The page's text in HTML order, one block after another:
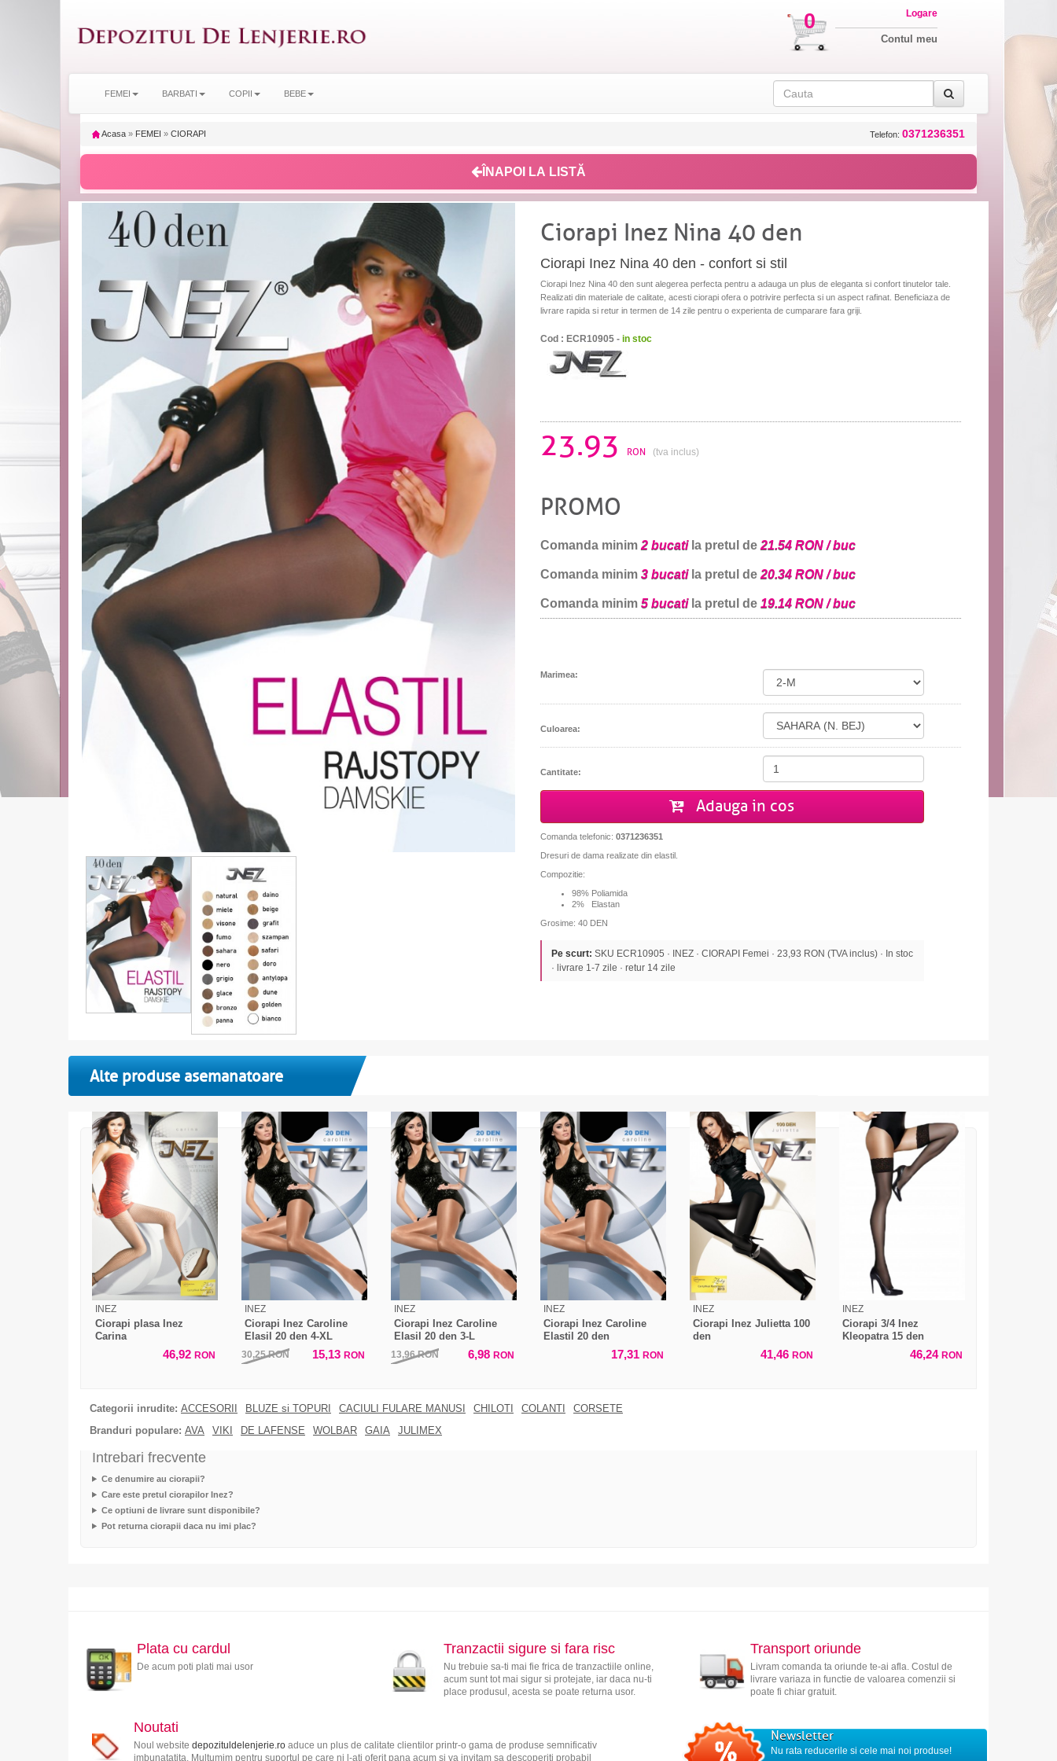
0 Logare
Contul meu
FEMEI BARBATI COPII BEBE
Acasa » FEMEI » CIORAPI Telefon: 0371236351
ÎNAPOI LA LISTĂ
Ciorapi Inez Nina 40 den
Ciorapi Inez Nina 40 den - confort si stil
Ciorapi Inez Nina 40 den sunt alegerea perfecta pentru a adauga un plus de eleganta si confort tinutelor tale.
Realizati din materiale de calitate, acesti ciorapi ofera o potrivire perfecta si un aspect rafinat. Beneficiaza de
livrare rapida si retur in termen de 14 zile pentru o experienta de cumparare fara griji.
Cod : ECR10905 - in stoc
23.93 RON (tva inclus)
PROMO
Comanda minim 2 bucatila pretul de 21.54 RON / buc
Comanda minim 3 bucatila pretul de 20.34 RON / buc
Comanda minim 5 bucatila pretul de 19.14 RON / buc
Marimea:
Culoarea:
Cantitate:
Adauga in cos
Comanda telefonic: 0371236351
Dresuri de dama realizate din elastil.
Compozitie:
98% Poliamida
2% Elastan
Grosime: 40 DEN
Pe scurt: SKU ECR10905 · INEZ · CIORAPI Femei · 23,93 RON (TVA inclus) · In stoc
· livrare 1-7 zile · retur 14 zile
Alte produse asemanatoare
INEZ
Ciorapi plasa Inez
Carina
46,92 RON
INEZ
Ciorapi Inez Caroline
Elasil 20 den 4-XL
30,25RON 15,13 RON
INEZ
Ciorapi Inez Caroline
Elasil 20 den 3-L
13,96RON 6,98 RON
INEZ
Ciorapi Inez Caroline
Elastil 20 den
17,31 RON
INEZ
Ciorapi Inez Julietta 100
den
41,46 RON
INEZ
Ciorapi 3/4 Inez
Kleopatra 15 den
46,24 RON
Categorii inrudite: ACCESORII BLUZE si TOPURI CACIULI FULARE MANUSI CHILOTI COLANTI
CORSETE
Branduri populare: AVA VIKI DE LAFENSE WOLBAR GAIA JULIMEX
Intrebari frecvente
Ce denumire au ciorapii?
Care este pretul ciorapilor Inez?
Ce optiuni de livrare sunt disponibile?
Pot returna ciorapii daca nu imi plac?
Plata cu cardul
De acum poti plati mai usor
Tranzactii sigure si fara risc
Nu trebuie sa-ti mai fie frica de tranzactiile online,
acum sunt tot mai sigur si protejate, iar daca nu-ti
place produsul, acesta se poate returna usor.
Transport oriunde
Livram comanda ta oriunde te-ai afla. Costul de
livrare variaza in functie de valoarea comenzii si
poate fi chiar gratuit.
Noutati
Noul website depozituldelenjerie.roaduce un plus de calitate clientilor printr-o gama de produse semnificativ
imbunatatita. Multumim pentru suportul pe care ni l-ati oferit pana acum si va invitam sa descoperiti probabil
Newsletter
Nu rata reducerile si cele mai noi produse!